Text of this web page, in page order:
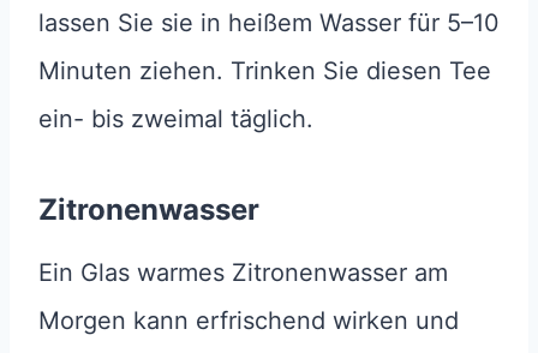
lassen Sie sie in heißem Wasser für 5–10
Minuten ziehen. Trinken Sie diesen Tee
ein- bis zweimal täglich.
Zitronenwasser
Ein Glas warmes Zitronenwasser am
Morgen kann erfrischend wirken und